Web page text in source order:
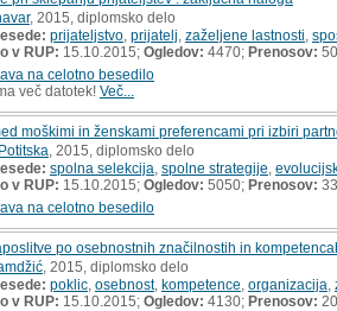
, 2015, diplomsko delo
prijateljstvo prijatelj zaželjene lastnosti
v RUP: 15.10.2015; Ogledov: 4470; Prenosov: 50
na celotno besedilo
več datotek! Več...
moškimi in ženskami preferencami pri izbiri
, 2015, diplomsko delo
spolna selekcija spolne strategije
v RUP: 15.10.2015; Ogledov: 5050; Prenosov: 33
na celotno besedilo
po osebnostnih značilnostih in
, 2015, diplomsko delo
poklic osebnost, kompetence organizacija
v RUP: 15.10.2015; Ogledov: 4130; Prenosov: 20